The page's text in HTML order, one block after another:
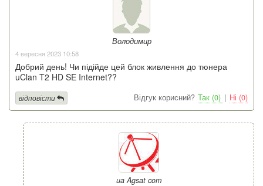
Володимир
4 вересня 2023 10:58
Добрий день! Чи підійде цей блок живлення до тюнера
uClan T2 HD SE Internet??
Відгук корисний? Так (0) | Ні (0)
відповісти
ua Agsat com